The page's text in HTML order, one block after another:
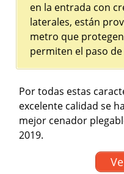
en la entrada con
laterales, están
metro que
permiten el paso
Por todas estas
excelente calidad se
mejor cenador
2019.